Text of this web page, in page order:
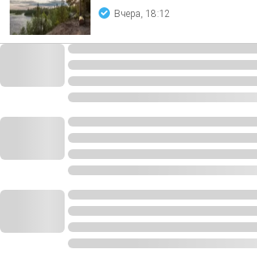
Вчера, 18:12